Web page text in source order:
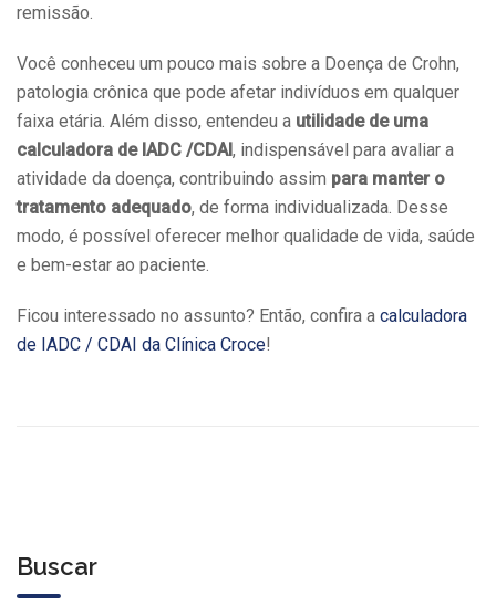
remissão.
Você conheceu um pouco mais sobre a Doença de Crohn,
patologia crônica que pode afetar indivíduos em qualquer
faixa etária. Além disso, entendeu a utilidade de uma
calculadora de IADC /CDAI, indispensável para avaliar a
atividade da doença, contribuindo assim para manter o
tratamento adequado, de forma individualizada. Desse
modo, é possível oferecer melhor qualidade de vida, saúde
e bem-estar ao paciente.
Ficou interessado no assunto? Então, confira a calculadora
de IADC / CDAI da Clínica Croce!
Buscar